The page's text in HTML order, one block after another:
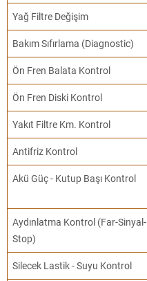
Yağ Filtre Değişim
Bakım Sıfırlama (Diagnostic)
Ön Fren Balata Kontrol
Ön Fren Diski Kontrol
Yakıt Filtre Km. Kontrol
Antifriz Kontrol
Akü Güç - Kutup Başı Kontrol
Aydınlatma Kontrol (Far-Sinyal-
Stop)
Silecek Lastik - Suyu Kontrol